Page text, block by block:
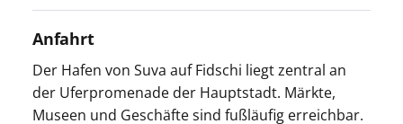
Anfahrt
Der Hafen von Suva auf Fidschi liegt zentral an
der Uferpromenade der Hauptstadt. Märkte,
Museen und Geschäfte sind fußläufig erreichbar.